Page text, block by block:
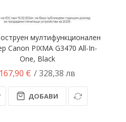
мултифункционален
Canon PIXMA G3470 All-In-
One, Black
€ / 328,38 лв
ДОБАВИ